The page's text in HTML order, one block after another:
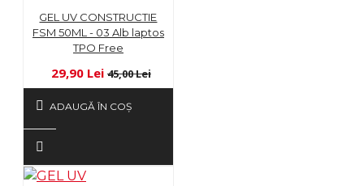
GEL UV CONSTRUCTIE
FSM 50ML - 03 Alb laptos
TPO Free
29,90 Lei 45,00 Lei
ADAUGĂ ÎN COŞ